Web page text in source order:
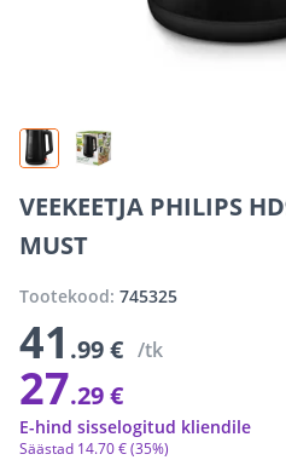
VEEKEETJA PHILIPS
MUST
Tootekood: 745325
41 .99 € /tk
27.29 €
Säästad 14.70 €(35%)
E-hind sisselogitud kliendile